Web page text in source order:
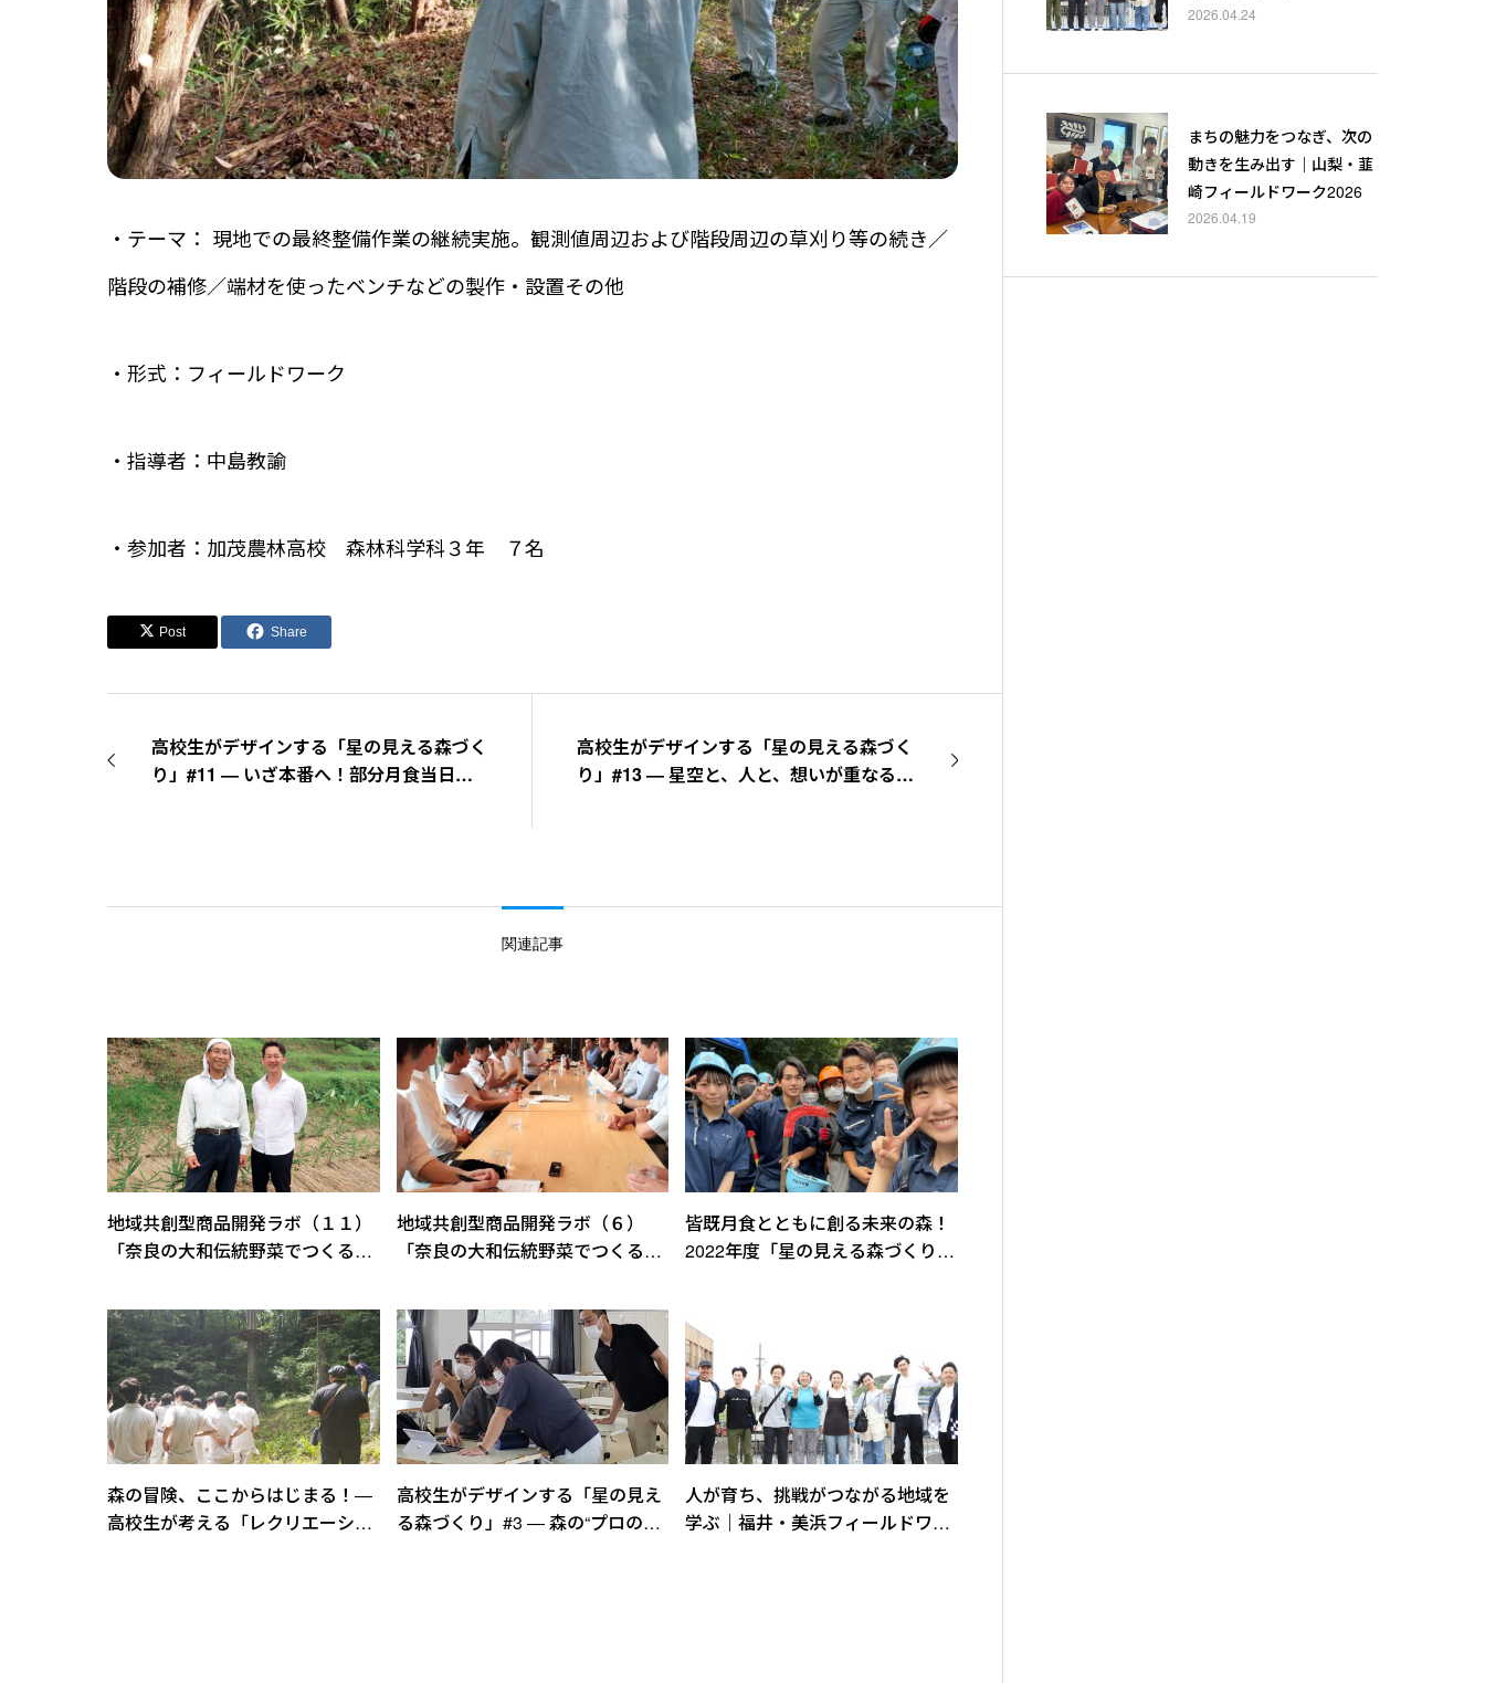
・テーマ： 現地での最終整備作業の継続実施。観測値周辺および階段周辺の草刈り等の続き／
階段の補修／端材を使ったベンチなどの製作・設置その他
・形式：フィールドワーク
・指導者：中島教諭
・参加者：加茂農林高校 森林科学科３年 ７名
Post Share
高校生がデザインする「星の見える森づく
り」#11 ― いざ本番へ！部分月食当日に
高校生がデザインする「星の見える森づく
り」#13 ― 星空と、人と、想いが重なる
関連記事
地域共創型商品開発ラボ（１１）
「奈良の大和伝統野菜でつくる！
クト」
地域共創型商品開発ラボ（６）
「奈良の大和伝統野菜でつくる！
クト」
皆既月食とともに創る未来の森！
2022年度「星の見える森づくりラ
森の冒険、ここからはじまる！―
高校生が考える「レクリエーショ
高校生がデザインする「星の見え
る森づくり」#3 ― 森の“プロの目
人が育ち、挑戦がつながる地域を
学ぶ｜福井・美浜フィールドワー
2026.04.24
まちの魅力をつなぎ、次の
動きを生み出す｜山梨・韮
崎フィールドワーク2026
2026.04.19